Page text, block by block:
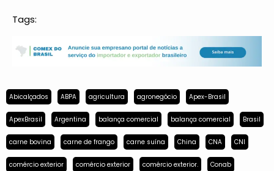
Tags:
Abicalçados ABPA agricultura agronegócio Apex-Brasil
ApexBrasil Argentina balança comercial balança comercial Brasil
carne bovina carne de frango carne suína China CNA CNI
comércio exterior comércio exterior comércio exterior. Conab